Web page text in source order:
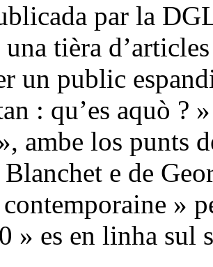
par la
tièra
un public
: qu’es aquò ?
ambe los punts
e de
contemporaine »
» es en linha